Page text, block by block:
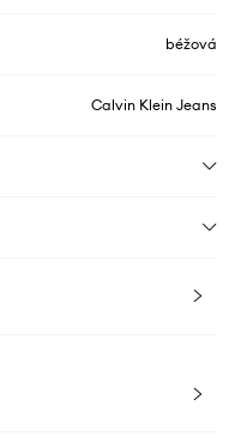
béžová
Calvin Klein Jeans